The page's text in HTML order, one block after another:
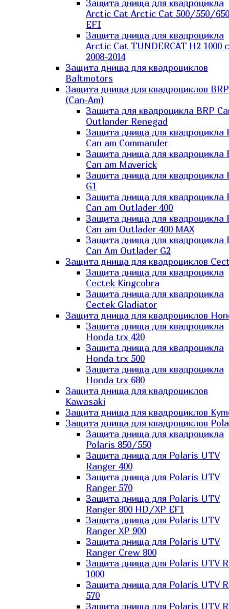
Защита днища для квадроцикла
Arctic Cat Arctic Cat 500/550/
EFI
Защита днища для квадроцикла
Arctic Cat TUNDERCAT H2 1000 c
2008-2014
Защита днища для квадроциклов
Baltmotors
Защита днища для квадроциклов BRP
(Can-Am)
Защита для квадроцикла BRP
Outlander Renegad
Защита днища для квадроцикла
Can am Commander
Защита днища для квадроцикла
Can am Maverick
Защита днища для квадроцикла
G1
Защита днища для квадроцикла
Can am Outlader 400
Защита днища для квадроцикла
Can am Outlader 400 MAX
Защита днища для квадроцикла
Can Аm Outlader G2
Защита днища для квадроциклов
Защита днища для квадроцикла
Cectek Kingcobra
Защита днища для квадроцикла
Cectek Gladiator
Защита днища для квадроциклов
Защита днища для квадроцикла
Honda trx 420
Защита днища для квадроцикла
Honda trx 500
Защита днища для квадроцикла
Honda trx 680
Защита днища для квадроциклов
Kawasaki
Защита днища для квадроциклов
Защита днища для квадроциклов
Защита днища для квадроцикла
Polaris 850/550
Защита днища для Polaris UTV
Ranger 400
Защита днища для Polaris UTV
Ranger 570
Защита днища для Polaris UTV
Ranger 800 HD/XP EFI
Защита днища для Polaris UTV
Ranger XP 900
Защита днища для Polaris UTV
Ranger Сrew 800
Защита днища для Polaris UTV
1000
Защита днища для Polaris UTV
570
Защита днища для Polaris UTV